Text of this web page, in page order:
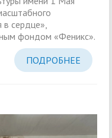
сердце»,
фондом «Феникс».
ПОДРОБНЕЕ